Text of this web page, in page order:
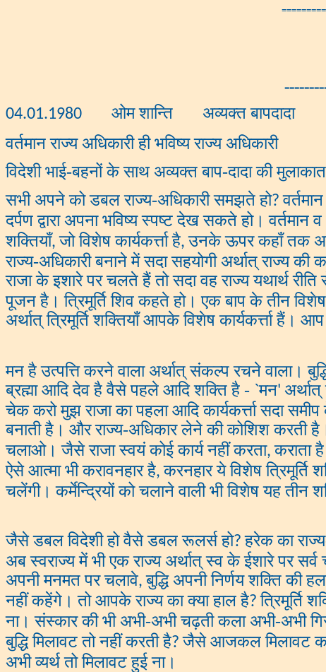
04.01.1980 ओम शान्ति अव्यक्त बापदादा
वर्तमान राज्य अधिकारी ही भविष्य राज्य अधिकारी
विदेशी भाई-बहनों के साथ अव्यक्त बाप-दादा की मुलाकात
सभी अपने को डबल राज्य-अधिकारी समझते हो?
दर्पण द्वारा अपना भविष्य स्पष्ट देख सकते हो।
शक्तियाँ,जो विशेष कार्यकर्त्ता है,उनके ऊपर कहाँ तक
राज्य-अधिकारी बनाने में सदा सहयोगी अर्थात् राज्य की
राजा के इशारे पर चलते हैं तो सदा वह राज्य यथार्थ
पूजन है। त्रिमूर्ति शिव कहते हो। एक बाप के तीन विशेष
अर्थात् त्रिमूर्ति शक्तियाँ आपके विशेष कार्यकर्त्ता हैं।
मन है उत्पत्ति करने वाला अर्थात् संकल्प रचने वाला।
ब्रह्मा आदि देव है वैसे पहले आदि शक्ति है - `मन'
चेक करो मुझ राजा का पहला आदि कार्यकर्त्ता सदा
बनाती है। और राज्य-अधिकार लेने की कोशिश करती
चलाओ। जैसे राजा स्वयं कोई कार्य नहीं करता,कराता
ऐसे आत्मा भी करावनहार है,करनहार ये विशेष
चलेंगी। कर्मेन्द्रियों को चलाने वाली भी विशेष यह
जैसे डबल विदेशी हो वैसे डबल रूलर्स हो?हरेक का
अब स्वराज्य में भी एक राज्य अर्थात् स्व के ईशारे पर
अपनी मनमत पर चलावे,बुद्धि अपनी निर्णय शक्ति की
नहीं कहेंगे। तो आपके राज्य का क्या हाल है?त्रिमूर्ति
ना। संस्कार की भी अभी-अभी चढ़ती कला अभी-अभी
बुद्धि मिलावट तो नहीं करती है?जैसे आजकल मिलावट
अभी व्यर्थ तो मिलावट हुई ना।